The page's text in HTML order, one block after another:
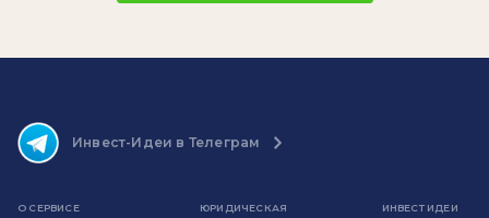
Инвест-Идеи в Телеграм
О СЕРВИСЕ
ЮРИДИЧЕСКАЯ
ИНВЕСТ ИДЕИ